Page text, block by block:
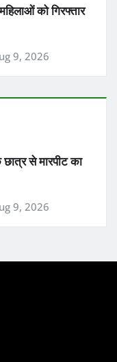
को गिरफ्तार
9, 2026
से मारपीट का
9, 2026